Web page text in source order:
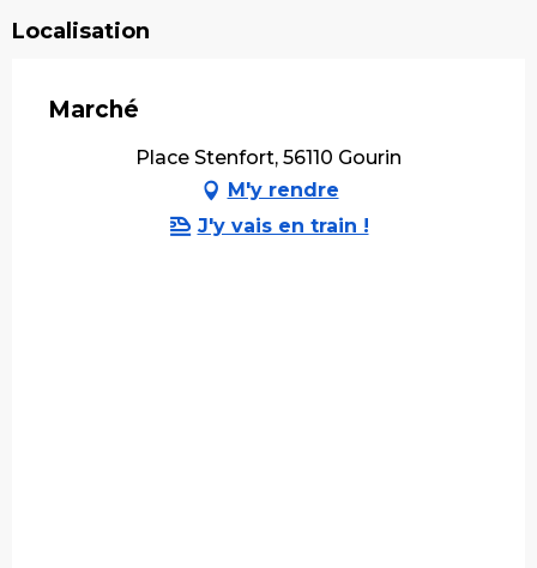
Localisation
Marché
Place Stenfort, 56110 Gourin
M'y rendre
J'y vais en train !